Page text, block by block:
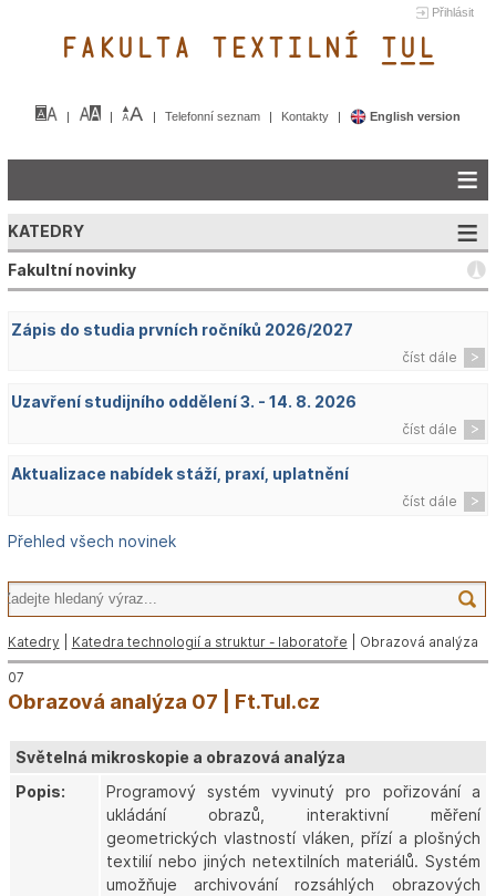
Přihlásit
FAKULTA TEXTILNÍ TUL&
Telefonní seznam Kontakty English version
KATEDRY
Fakultní novinky
Zápis do studia prvních ročníků 2026/2027
číst dále
Uzavření studijního oddělení 3. - 14. 8. 2026
číst dále
Aktualizace nabídek stáží, praxí, uplatnění
číst dále
Přehled všech novinek
Katedry Katedra technologií a struktur - laboratoře | Obrazová analýza
07
Obrazová analýza 07 | Ft.Tul.cz
Světelná mikroskopie a obrazová analýza
Popis:
Programový systém vyvinutý pro pořizování a
ukládání obrazů, interaktivní měření
geometrických vlastností vláken, přízí a plošných
textilií nebo jiných netextilních materiálů. Systém
umožňuje archivování rozsáhlých obrazových